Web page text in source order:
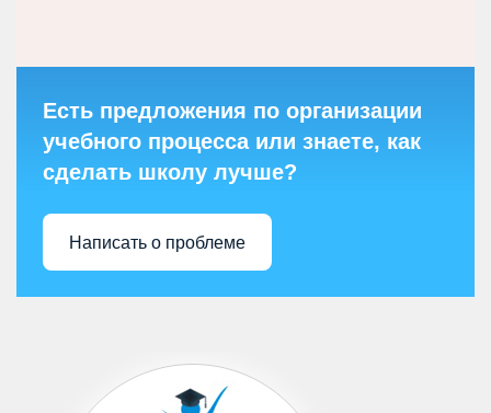
Есть предложения по организации
учебного процесса или знаете, как
сделать школу лучше?
Написать о проблеме